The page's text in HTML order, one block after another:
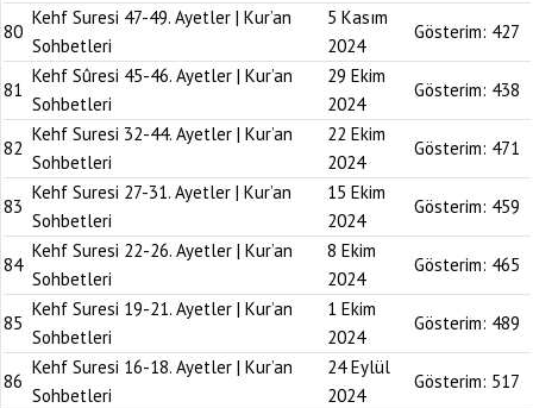
80
Kehf Suresi 47-49. Ayetler | Kur’an
Sohbetleri
5 Kasım
2024
Gösterim: 427
81
Kehf Sûresi 45-46. Ayetler | Kur’an
Sohbetleri
29 Ekim
2024
Gösterim: 438
82
Kehf Suresi 32-44. Ayetler | Kur’an
Sohbetleri
22 Ekim
2024
Gösterim: 471
83
Kehf Suresi 27-31. Ayetler | Kur’an
Sohbetleri
15 Ekim
2024
Gösterim: 459
84
Kehf Suresi 22-26. Ayetler | Kur’an
Sohbetleri
8 Ekim
2024
Gösterim: 465
85
Kehf Suresi 19-21. Ayetler | Kur’an
Sohbetleri
1 Ekim
2024
Gösterim: 489
86
Kehf Suresi 16-18. Ayetler | Kur’an
Sohbetleri
24 Eylül
2024
Gösterim: 517